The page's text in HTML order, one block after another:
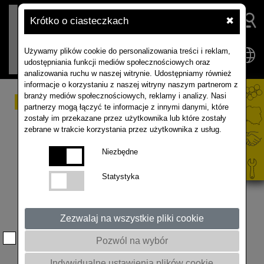
Krótko o ciasteczkach ✖
Używamy plików cookie do personalizowania treści i reklam,
udostępniania funkcji mediów społecznościowych oraz
analizowania ruchu w naszej witrynie. Udostępniamy również
informacje o korzystaniu z naszej witryny naszym partnerom z
branży mediów społecznościowych, reklamy i analizy. Nasi
partnerzy mogą łączyć te informacje z innymi danymi, które
zostały im przekazane przez użytkownika lub które zostały
zebrane w trakcie korzystania przez użytkownika z usług.
Niezbędne
Statystyka
Zezwalaj na wszystkie pliki cookie
Pozwól na wybór
Przytulia czepna (Galium
aparine L.)
– Roślina wysokości od 30 do 150 cm
– jeżeli ma roślinę podporową. Wspinająca się, silnie
czepiająca się, gałęzista. Charakterystyczne
długość międzywęźli.
Roślina dorosła
– Czterograniasta łodyga pokryta
sztywnymi, prostymi, wstecznie ustawionymi
(zadzierzysto) włoskami. Bez względu na wysokość